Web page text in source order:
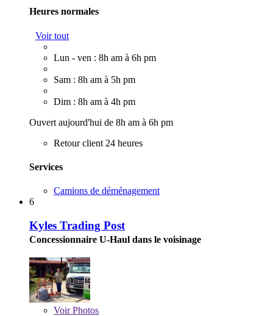
Heures normales
Voir tout
Lun - ven : 8h am à 6h pm
Sam : 8h am à 5h pm
Dim : 8h am à 4h pm
Ouvert aujourd'hui de 8h am à 6h pm
Retour client 24 heures
Services
Camions de déménagement
6
Kyles Trading Post
Concessionnaire U-Haul dans le voisinage
VoirPhotos